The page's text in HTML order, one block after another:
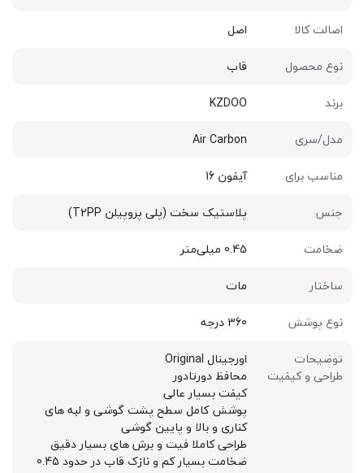
اصالت کالا
اصل
نوع محصول
قاب
برند
KZDOO
مدل/سری
Air Carbon
مناسب برای
آیفون 16
جنس
پلاستیک سخت (پلی پروپیلن T2PP)
ضخامت
0.45 میلی‌متر
ساختار
مات
نوع پوشش
360 درجه
توضیحات
طراحی و کیفیت
اورجینال Original
محافظ دورتادور
كيفت بسيار عالی
پوشش کامل سطح پشت گوشی و لبه های
کناری و بالا و پایین گوشی
طراحی کاملا فیت و برش های بسیار دقیق
ضخامت بسیار کم و نازک قاب در حدود 0.45